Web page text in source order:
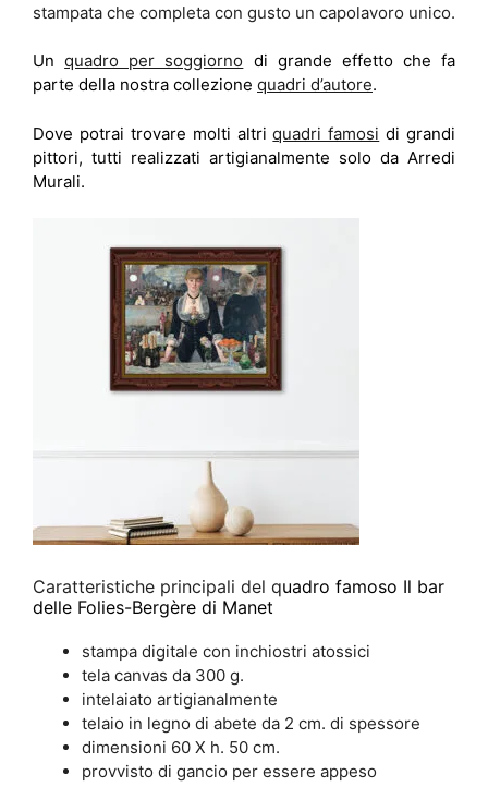
stampata che completa con gusto un capolavoro unico.
Unquadro per soggiorno di grande effetto che fa
parte della nostra collezione quadri d’autore.
Dove potrai trovare molti altriquadri famosi di grandi
pittori, tutti realizzati artigianalmente solo da Arredi
Murali.
Caratteristiche principali del quadro famoso Il bar
delle Folies-Bergère di Manet
stampa digitale con inchiostri atossici
tela canvas da 300 g.
intelaiato artigianalmente
telaio in legno di abete da 2 cm. di spessore
dimensioni 60 X h. 50 cm.
provvisto di gancio per essere appeso